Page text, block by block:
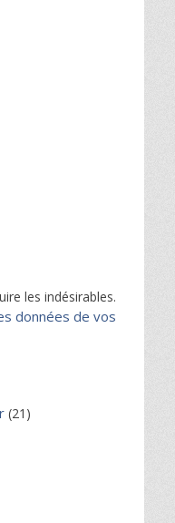
les indésirables.
données de vos
(21)